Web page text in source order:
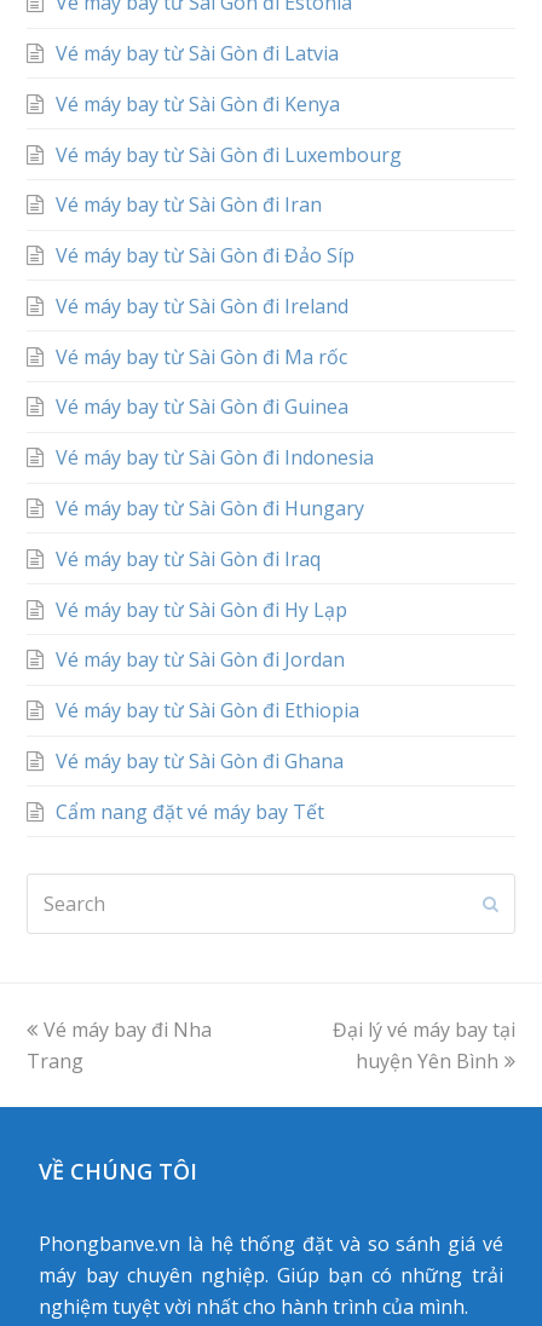
Vé máy bay từ Sài Gòn đi Latvia
Vé máy bay từ Sài Gòn đi Kenya
Vé máy bay từ Sài Gòn đi Luxembourg
Vé máy bay từ Sài Gòn đi Iran
Vé máy bay từ Sài Gòn đi Đảo Síp
Vé máy bay từ Sài Gòn đi Ireland
Vé máy bay từ Sài Gòn đi Ma rốc
Vé máy bay từ Sài Gòn đi Guinea
Vé máy bay từ Sài Gòn đi Indonesia
Vé máy bay từ Sài Gòn đi Hungary
Vé máy bay từ Sài Gòn đi Iraq
Vé máy bay từ Sài Gòn đi Hy Lạp
Vé máy bay từ Sài Gòn đi Jordan
Vé máy bay từ Sài Gòn đi Ethiopia
Vé máy bay từ Sài Gòn đi Ghana
Cẩm nang đặt vé máy bay Tết
previous
post:
Vé máy bay đi Nha
Trang
next
post:
Đại lý vé máy bay tại
huyện Yên Bình
VỀ CHÚNG TÔI
Phongbanve.vn là hệ thống đặt và so sánh giá vé
máy bay chuyên nghiệp. Giúp bạn có những trải
nghiệm tuyệt vời nhất cho hành trình của mình.